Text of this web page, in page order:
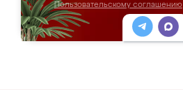
Пользовательскому соглашению